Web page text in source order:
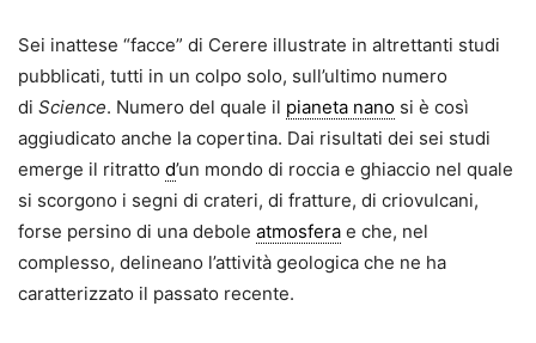
Sei inattese “facce” di Cerere illustrate in altrettanti studi
pubblicati, tutti in un colpo solo, sull’ultimo numero
di Science. Numero del quale il pianeta nano si è così
aggiudicato anche la copertina. Dai risultati dei sei studi
emerge il ritratto d’un mondo di roccia e ghiaccio nel quale
si scorgono i segni di crateri, di fratture, di criovulcani,
forse persino di una debole atmosfera e che, nel
complesso, delineano l’attività geologica che ne ha
caratterizzato il passato recente.